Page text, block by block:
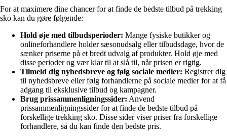
For at maximere dine chancer for at finde de bedste tilbud på trekking
sko kan du gøre følgende:
Hold øje med tilbudsperioder: Mange fysiske butikker og
onlineforhandlere holder sæsonudsalg eller tilbudsdage, hvor de
sænker priserne på et bredt udvalg af produkter. Hold øje med
disse perioder og vær klar til at slå til, når prisen er rigtig.
Tilmeld dig nyhedsbreve og følg sociale medier: Registrer dig
til nyhedsbreve eller følg forhandlerne på sociale medier for at få
adgang til eksklusive tilbud og kampagner.
Brug prissammenligningssider: Anvend
prissammenligningssider for at finde de bedste tilbud på
forskellige trekking sko. Disse sider viser priser fra forskellige
forhandlere, så du kan finde den bedste pris.